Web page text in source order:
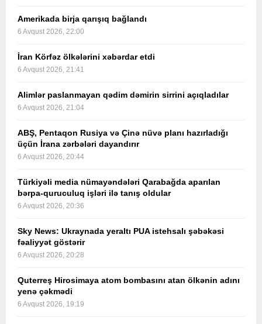
Amerikada birja qarışıq bağlandı
6 Avqust 2026, 22:00
İran Körfəz ölkələrini xəbərdar etdi
6 Avqust 2026, 21:41
Alimlər paslanmayan qədim dəmirin sirrini açıqladılar
6 Avqust 2026, 21:04
ABŞ, Pentaqon Rusiya və Çinə nüvə planı hazırladığı
üçün İrana zərbələri dayandırır
6 Avqust 2026, 20:44
Türkiyəli media nümayəndələri Qarabağda aparılan
bərpa-quruculuq işləri ilə tanış oldular
6 Avqust 2026, 20:36
Sky News: Ukraynada yeraltı PUA istehsalı şəbəkəsi
fəaliyyət göstərir
6 Avqust 2026, 20:28
Quterreş Hirosimaya atom bombasını atan ölkənin adını
yenə çəkmədi
6 Avqust 2026, 19:19